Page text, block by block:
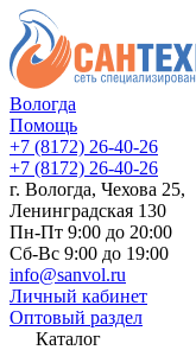
Вологда
Помощь
+7 (8172) 26-40-26
+7 (8172) 26-40-26
г. Вологда, Чехова 25,
Ленинградская 130
Пн-Пт 9:00 до 20:00
Сб-Вс 9:00 до 19:00
info@sanvol.ru
Личный кабинет
Оптовый раздел
Каталог